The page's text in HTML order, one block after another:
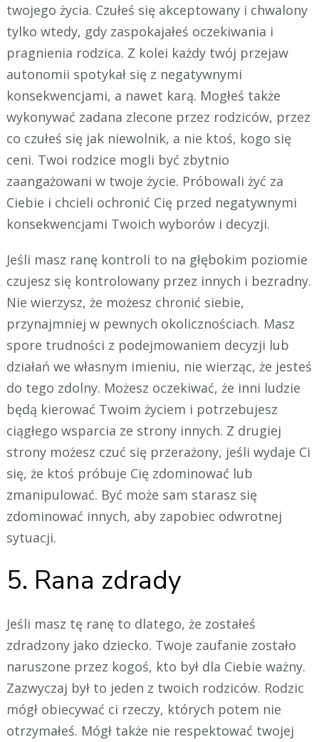
twojego życia. Czułeś się akceptowany i chwalony
tylko wtedy, gdy zaspokajałeś oczekiwania i
pragnienia rodzica. Z kolei każdy twój przejaw
autonomii spotykał się z negatywnymi
konsekwencjami, a nawet karą. Mogłeś także
wykonywać zadana zlecone przez rodziców, przez
co czułeś się jak niewolnik, a nie ktoś, kogo się
ceni. Twoi rodzice mogli być zbytnio
zaangażowani w twoje życie. Próbowali żyć za
Ciebie i chcieli ochronić Cię przed negatywnymi
konsekwencjami Twoich wyborów i decyzji.
Jeśli masz ranę kontroli to na głębokim poziomie
czujesz się kontrolowany przez innych i bezradny.
Nie wierzysz, że możesz chronić siebie,
przynajmniej w pewnych okolicznościach. Masz
spore trudności z podejmowaniem decyzji lub
działań we własnym imieniu, nie wierząc, że jesteś
do tego zdolny. Możesz oczekiwać, że inni ludzie
będą kierować Twoim życiem i potrzebujesz
ciągłego wsparcia ze strony innych. Z drugiej
strony możesz czuć się przerażony, jeśli wydaje Ci
się, że ktoś próbuje Cię zdominować lub
zmanipulować. Być może sam starasz się
zdominować innych, aby zapobiec odwrotnej
sytuacji.
5. Rana zdrady
Jeśli masz tę ranę to dlatego, że zostałeś
zdradzony jako dziecko. Twoje zaufanie zostało
naruszone przez kogoś, kto był dla Ciebie ważny.
Zazwyczaj był to jeden z twoich rodziców. Rodzic
mógł obiecywać ci rzeczy, których potem nie
otrzymałeś. Mógł także nie respektować twojej